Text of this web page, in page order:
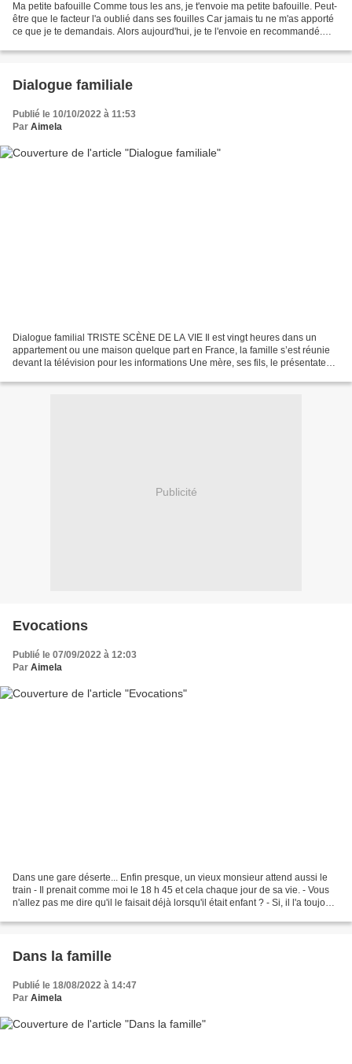
Ma petite bafouille Comme tous les ans, je t'envoie ma petite bafouille. Peut-
être que le facteur l'a oublié dans ses fouilles Car jamais tu ne m'as apporté
ce que je te demandais. Alors aujourd'hui, je te l'envoie en recommandé.
Dialogue familiale
Publié le 10/10/2022 à 11:53
Par Aimela
Dialogue familial TRISTE SCÈNE DE LA VIE Il est vingt heures dans un
appartement ou une maison quelque part en France, la famille s’est réunie
devant la télévision pour les informations Une mère, ses fils, le présentateur
Publicité
Evocations
Publié le 07/09/2022 à 12:03
Par Aimela
Dans une gare déserte... Enfin presque, un vieux monsieur attend aussi le
train - Il prenait comme moi le 18 h 45 et cela chaque jour de sa vie. - Vous
n'allez pas me dire qu'il le faisait déjà lorsqu'il était enfant ? - Si, il l'a toujours
Dans la famille
Publié le 18/08/2022 à 14:47
Par Aimela